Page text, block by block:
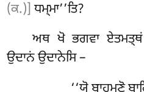
(ਕ.)] ਧਮ੍ਮਾ’’ਤਿ?
ਅਥ ਖੋ ਭਗਵਾ ਏਤਮਤ੍ਥਂ
ਉਦਾਨਂ ਉਦਾਨੇਸਿ –